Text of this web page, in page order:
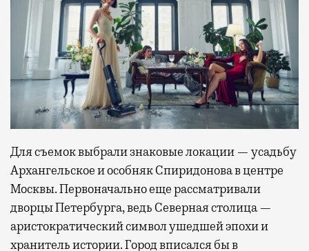
Для съемок выбрали знаковые локации — усадьбу
Архангельское и особняк Спиридонова в центре
Москвы. Первоначально еще рассматривали
дворцы Петербурга, ведь Северная столица —
аристократический символ ушедшей эпохи и
хранитель истории. Город вписался бы в